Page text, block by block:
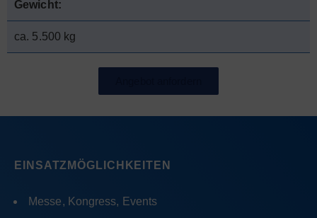
Gewicht:
ca. 5.500 kg
EINSATZMÖGLICHKEITEN
Messe, Kongress, Events